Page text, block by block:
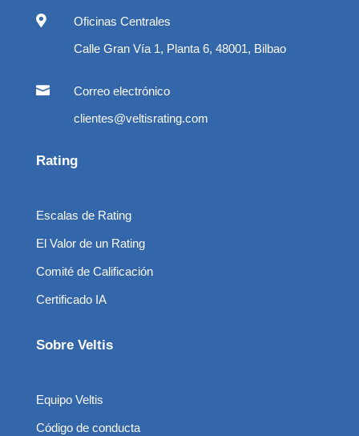

Oficinas Centrales
Calle Gran Vía 1, Planta 6, 48001, Bilbao

Correo electrónico
clientes@veltisrating.com
Rating
Escalas de Rating
El Valor de un Rating
Comité de Calificación
Certificado IA
Sobre Veltis
Equipo Veltis
Código de conducta